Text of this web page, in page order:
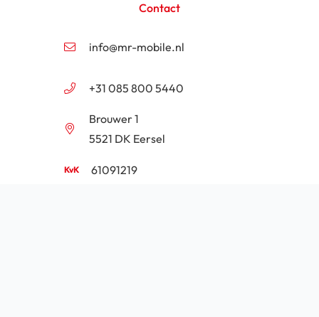
Contact
info@mr-mobile.nl
+31 085 800 5440
Brouwer 1
5521 DK Eersel
61091219